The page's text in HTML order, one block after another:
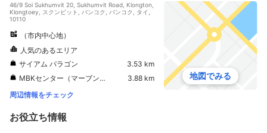
46/9 Soi Sukhumvit 20, Sukhumvit Road, Klongton,
Klongtoey, スクンビット, バンコク, バンコク, タイ,
10110
（市内中心地）
人気のあるエリア
サイアム パラゴン
3.53 km
MBKセンター（マーブンクロンセンター）
3.88 km
周辺情報をチェック
地図でみる
お役立ち情報